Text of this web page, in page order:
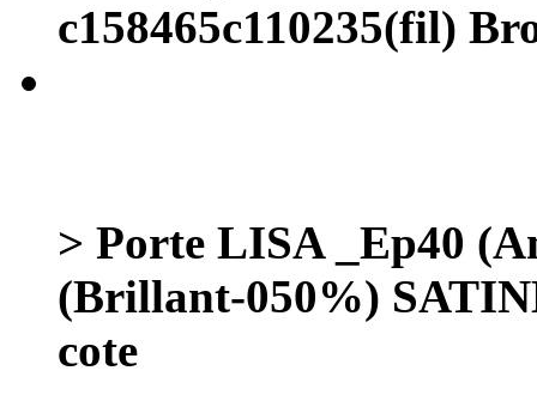
c158465c110235(fil)
> Porte LISA _Ep40
(Brillant-050%)
cote